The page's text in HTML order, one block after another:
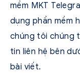
mềm MKT
dụng phần mềm
chúng tôi chúng
tin liên hệ bên
bài viết.